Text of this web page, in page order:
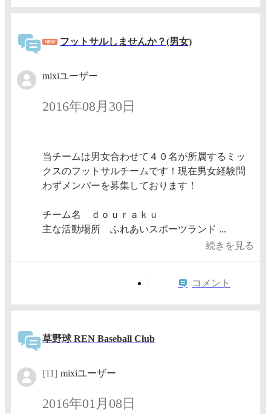
フットサルしませんか？(男女)
mixiユーザー
2016年08月30日
当チームは男女合わせて４０名が所属するミッ
クスのフットサルチームです！現在男女経験問
わずメンバーを募集しております！
チーム名 ｄｏｕｒａｋｕ
主な活動場所 ふれあいスポーツランド ...
続きを見る
コメント
草野球 REN Baseball Club
[11] mixiユーザー
2016年01月08日